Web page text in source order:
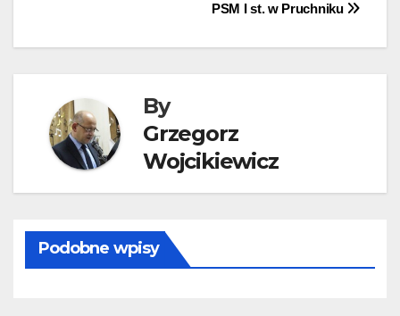
PSM I st. w Pruchniku
By
Grzegorz
Wojcikiewicz
Podobne wpisy